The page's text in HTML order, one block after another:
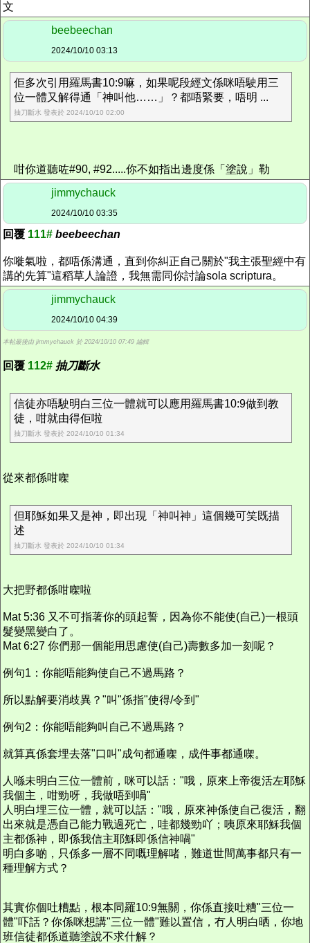
文
beebeechan
2024/10/10 03:13
佢多次引用羅馬書10:9嘛，如果呢段經文係咪唔駛用三
位一體又解得通「神叫他……」？都唔緊要，唔明 ...
抽刀斷水 發表於 2024/10/10 02:00
咁你道聽咗#90, #92.....你不如指出邊度係「塗說」勒
jimmychauck
2024/10/10 03:35
回覆 111# beebeechan
你嘥氣啦，都唔係溝通，直到你糾正自己關於"我主張聖經中有
講的先算"這稻草人論證，我無需同你討論sola scriptura。
jimmychauck
2024/10/10 04:39
本帖最後由 jimmychauck 於 2024/10/10 07:49 編輯
回覆 112# 抽刀斷水
信徒亦唔駛明白三位一體就可以應用羅馬書10:9做到教
徒，咁就由得佢啦
抽刀斷水 發表於 2024/10/10 01:34
從來都係咁㗎
但耶穌如果又是神，即出現「神叫神」這個幾可笑既描
述
抽刀斷水 發表於 2024/10/10 01:34
大把野都係咁㗎啦
Mat 5:36 又不可指著你的頭起誓，因為你不能使(自己)一根頭
髮變黑變白了。
Mat 6:27 你們那一個能用思慮使(自己)壽數多加一刻呢？
例句1：你能唔能夠使自己不過馬路？
所以點解要消歧異？"叫"係指"使得/令到"
例句2：你能唔能夠叫自己不過馬路？
就算真係套埋去落"口叫"成句都通㗎，成件事都通㗎。
人喺未明白三位一體前，咪可以話："哦，原來上帝復活左耶穌
我個主，咁勁呀，我做唔到喎"
人明白埋三位一體，就可以話："哦，原來神係使自己復活，翻
出來就是憑自己能力戰過死亡，哇都幾勁吖；咦原來耶穌我個
主都係神，即係我信主耶穌即係信神喎"
明白多啲，只係多一層不同嘅理解啫，難道世間萬事都只有一
種理解方式？
其實你個吐糟點，根本同羅10:9無關，你係直接吐糟"三位一
體"吓話？你係咪想講"三位一體"難以置信，冇人明白晒，你地
班信徒都係道聽塗說不求什解？